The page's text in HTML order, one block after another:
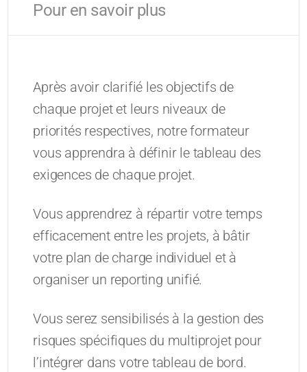
Pour en savoir plus
Après avoir clarifié les objectifs de
chaque projet et leurs niveaux de
priorités respectives, notre formateur
vous apprendra à définir le tableau des
exigences de chaque projet.
Vous apprendrez à répartir votre temps
efficacement entre les projets, à bâtir
votre plan de charge individuel et à
organiser un reporting unifié.
Vous serez sensibilisés à la gestion des
risques spécifiques du multiprojet pour
l’intégrer dans votre tableau de bord.